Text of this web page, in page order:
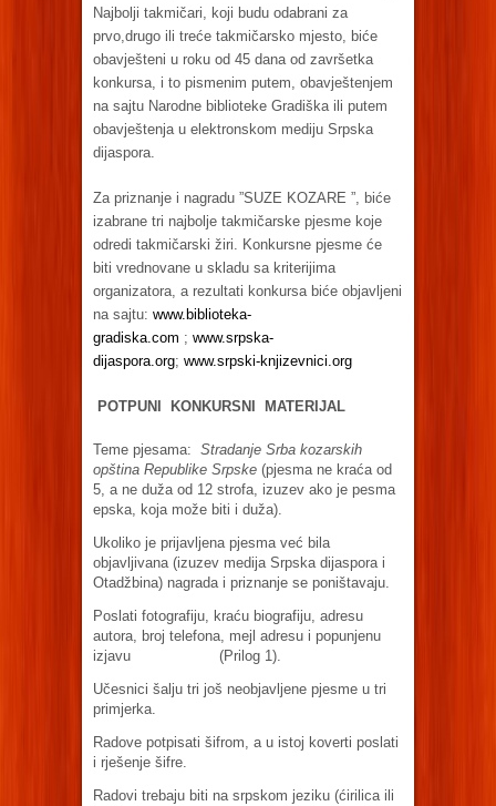
Najbolji takmičari, koji budu odabrani za
prvo,drugo ili treće takmičarsko mjesto, biće
obavješteni u roku od 45 dana od završetka
konkursa, i to pismenim putem, obavještenjem
na sajtu Narodne biblioteke Gradiška ili putem
obavještenja u elektronskom mediju Srpska
dijaspora.
Za priznanje i nagradu ”SUZE KOZARE ”, biće
izabrane tri najbolje takmičarske pjesme koje
odredi takmičarski žiri. Konkursne pjesme će
biti vrednovane u skladu sa kriterijima
organizatora, a rezultati konkursa biće objavljeni
na sajtu: www.biblioteka-
gradiska.com ; www.srpska-
dijaspora.org; www.srpski-knjizevnici.org
POTPUNI KONKURSNI MATERIJAL
Teme pjesama: Stradanje Srba kozarskih
opština Republike Srpske (pjesma ne kraća od
5, a ne duža od 12 strofa, izuzev ako je pesma
epska, koja može biti i duža).
Ukoliko je prijavljena pjesma već bila
objavljivana (izuzev medija Srpska dijaspora i
Otadžbina) nagrada i priznanje se poništavaju.
Poslati fotografiju, kraću biografiju, adresu
autora, broj telefona, mejl adresu i popunjenu
izjavu (Prilog 1).
Učesnici šalju tri još neobjavljene pjesme u tri
primjerka.
Radove potpisati šifrom, a u istoj koverti poslati
i rješenje šifre.
Radovi trebaju biti na srpskom jeziku (ćirilica ili